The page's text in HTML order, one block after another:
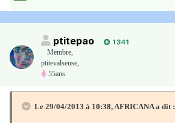
ptitepao
1 341
Membre
ptitevalseuse,
55ans
Le 29/04/2013 à 10:38, AFRICANA a dit :